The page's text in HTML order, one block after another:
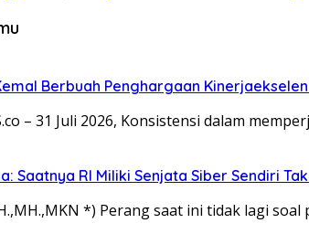
Berbuah Penghargaan
– 31 Juli 2026, Konsistensi dalam
Saatnya RI Miliki Senjata Siber Sendiri
*) Perang saat ini tidak lagi